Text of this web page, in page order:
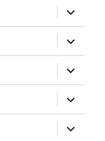
expandir
expandir
expandir
expandir
expandir